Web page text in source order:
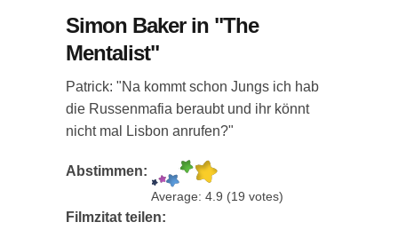
Simon Baker in "The
Mentalist"
Patrick: "Na kommt schon Jungs ich hab
die Russenmafia beraubt und ihr könnt
nicht mal Lisbon anrufen?"
Abstimmen:
Average: 4.9 (19 votes)
Filmzitat teilen: